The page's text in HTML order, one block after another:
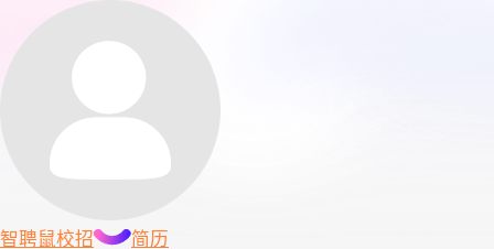
智聘鼠校招 简历